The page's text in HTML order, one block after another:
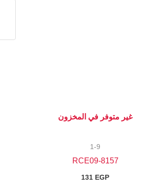
غير متوفر في المخزون
1-9
8157-RCE09
131 EGP